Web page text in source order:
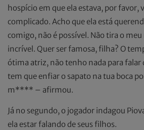
hospício em que ela estava, por favor,
complicado. Acho que ela está
comigo, não é possível. Não tira o
incrível. Quer ser famosa, filha? O
ótima atriz, não tenho nada para falar
tem que enfiar o sapato na tua boca
m**** – afirmou.
Já no segundo, o jogador indagou
ela estar falando de seus filhos.